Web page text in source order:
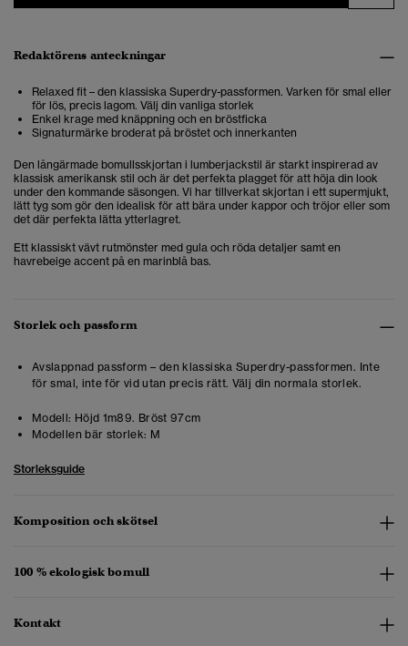
Redaktörens anteckningar
Relaxed fit – den klassiska Superdry-passformen. Varken för smal eller
för lös, precis lagom. Välj din vanliga storlek
Enkel krage med knäppning och en bröstficka
Signaturmärke broderat på bröstet och innerkanten
Den långärmade bomullsskjortan i lumberjackstil är starkt inspirerad av
klassisk amerikansk stil och är det perfekta plagget för att höja din look
under den kommande säsongen. Vi har tillverkat skjortan i ett supermjukt,
lätt tyg som gör den idealisk för att bära under kappor och tröjor eller som
det där perfekta lätta ytterlagret.
Ett klassiskt vävt rutmönster med gula och röda detaljer samt en
havrebeige accent på en marinblå bas.
Storlek och passform
Avslappnad passform – den klassiska Superdry-passformen. Inte
för smal, inte för vid utan precis rätt. Välj din normala storlek.
Modell: Höjd 1m89. Bröst 97cm
Modellen bär storlek: M
Storleksguide
Komposition och skötsel
100 % ekologisk bomull
Kontakt